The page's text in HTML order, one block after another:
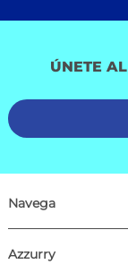
ÚNETE
Navega
Azzurry